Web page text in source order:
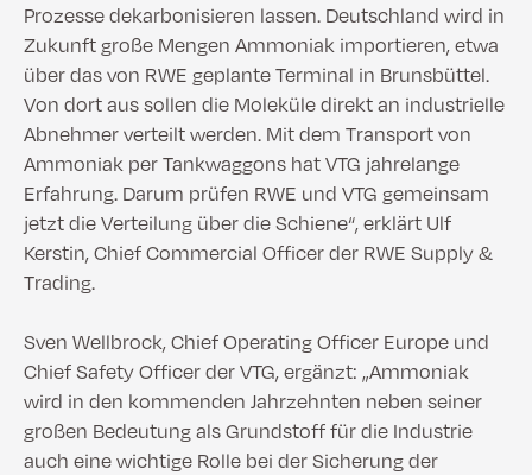
Prozesse dekarbonisieren lassen. Deutschland wird in
Zukunft große Mengen Ammoniak importieren, etwa
über das von RWE geplante Terminal in Brunsbüttel.
Von dort aus sollen die Moleküle direkt an industrielle
Abnehmer verteilt werden. Mit dem Transport von
Ammoniak per Tankwaggons hat VTG jahrelange
Erfahrung. Darum prüfen RWE und VTG gemeinsam
jetzt die Verteilung über die Schiene“, erklärt Ulf
Kerstin, Chief Commercial Officer der RWE Supply &
Trading.
Sven Wellbrock, Chief Operating Officer Europe und
Chief Safety Officer der VTG, ergänzt: „Ammoniak
wird in den kommenden Jahrzehnten neben seiner
großen Bedeutung als Grundstoff für die Industrie
auch eine wichtige Rolle bei der Sicherung der